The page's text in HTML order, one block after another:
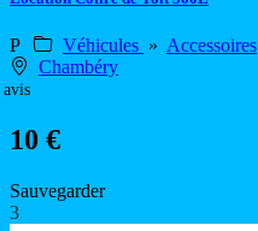
P Véhicules » Accessoires
Chambéry
avis
10 €
Sauvegarder
3